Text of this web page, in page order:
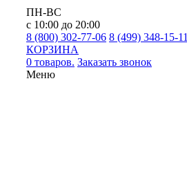
ПН-ВС
с 10:00 до 20:00
8 (800) 302-77-06 8 (499) 348-15-11
КОРЗИНА
0 товаров. Заказать звонок
Меню